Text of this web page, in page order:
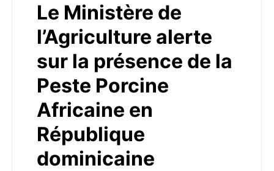
Le Ministère de
l’Agriculture alerte
sur la présence de la
Peste Porcine
Africaine en
République
dominicaine